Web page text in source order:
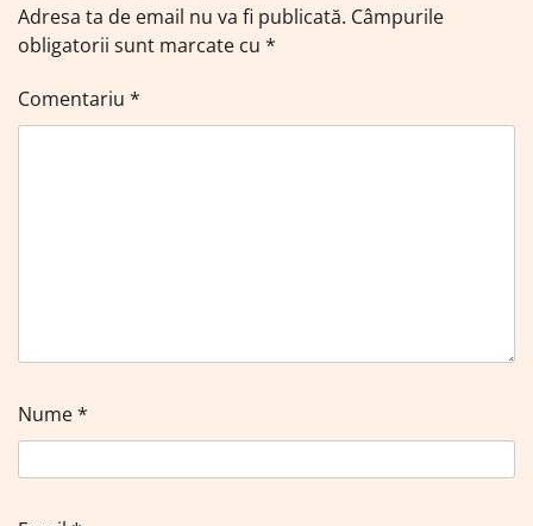
Adresa ta de email nu va fi publicată. Câmpurile
obligatorii sunt marcate cu *
Comentariu *
Nume*